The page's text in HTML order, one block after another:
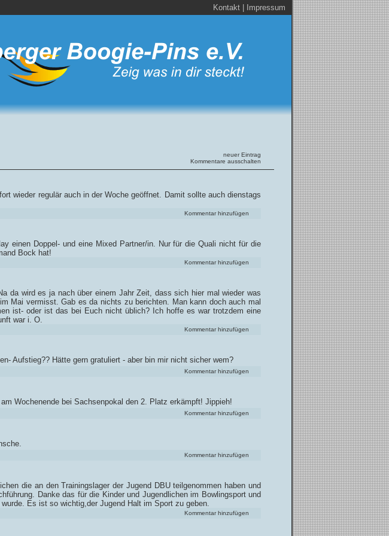
Kontakt Impressum
neuer Eintrag
Kommentare ausschalten
wieder regulär auch in der Woche geöffnet. Damit sollte auch dienstags
Kommentar hinzufügen
einen Doppel- und eine Mixed Partner/in. Nur für die Quali nicht für die
Bock hat!
Kommentar hinzufügen
da wird es ja nach über einem Jahr Zeit, dass sich hier mal wieder was
Mai vermisst. Gab es da nichts zu berichten. Man kann doch auch mal
ist- oder ist das bei Euch nicht üblich? Ich hoffe es war trotzdem eine
war i. O.
Kommentar hinzufügen
Aufstieg?? Hätte gern gratuliert - aber bin mir nicht sicher wem?
Kommentar hinzufügen
Wochenende bei Sachsenpokal den 2. Platz erkämpft! Jippieh!
Kommentar hinzufügen
Kommentar hinzufügen
die an den Trainingslager der Jugend DBU teilgenommen haben und
Danke das für die Kinder und Jugendlichen im Bowlingsport und
Es ist so wichtig,der Jugend Halt im Sport zu geben.
Kommentar hinzufügen